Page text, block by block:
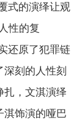
式的演绎让观
性的复
还原了犯罪链
刻的人性刻
，文淇演绎
淇饰演的哑巴